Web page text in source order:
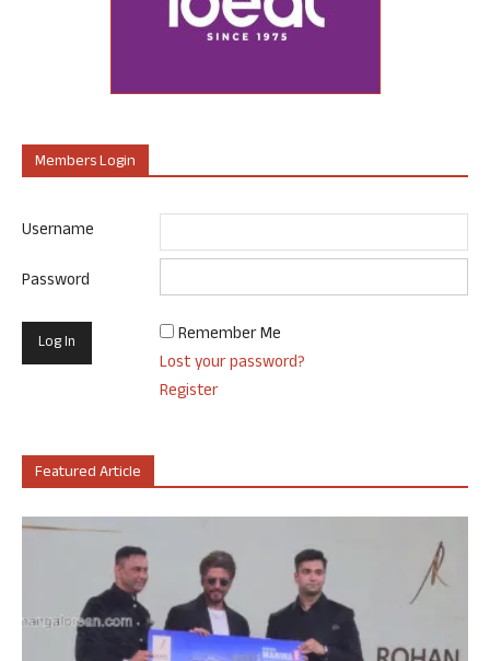
Members Login
Username
Password
Remember Me
Lost your password?
Register
Featured Article